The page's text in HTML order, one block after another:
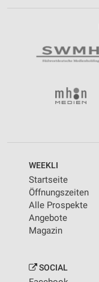
WEEKLI
Startseite
Öffnungszeiten
Alle Prospekte
Angebote
Magazin
SOCIAL